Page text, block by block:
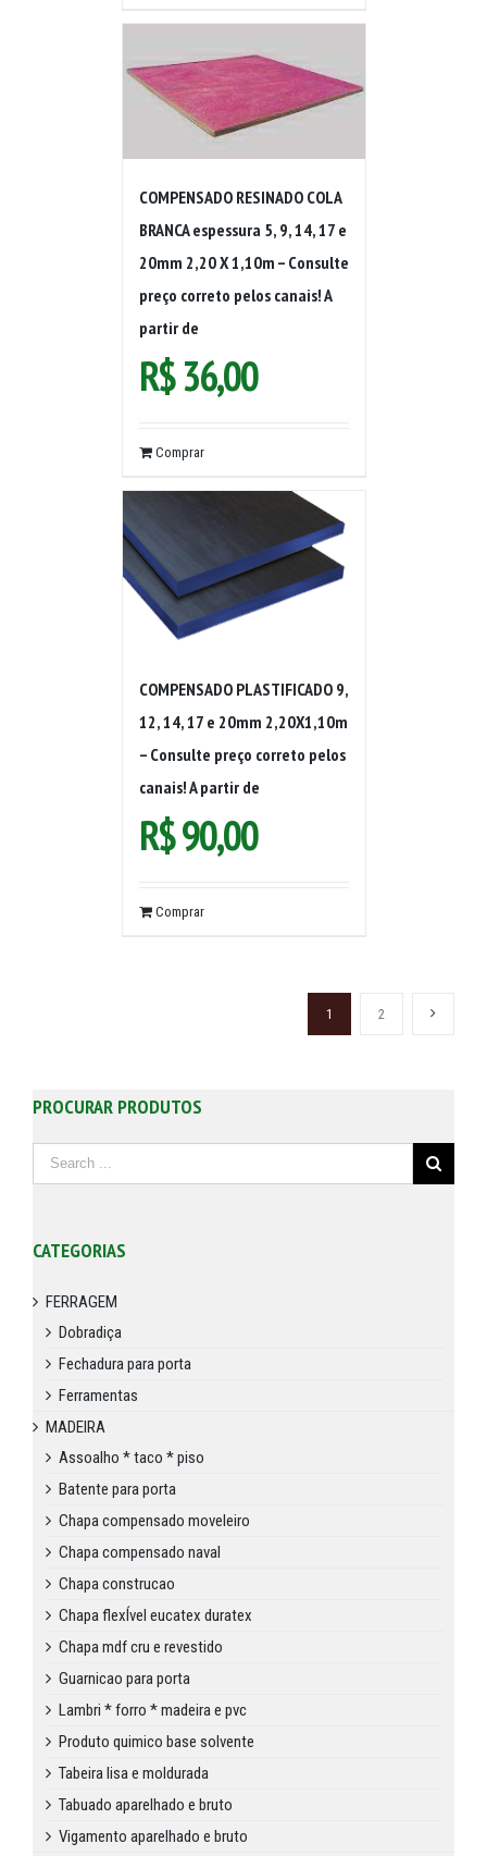
COMPENSADO RESINADO COLA
BRANCA espessura 5, 9, 14, 17 e
20mm 2,20 X 1,10m – Consulte
preço correto pelos canais! A
partir de
R$36,00
Comprar
COMPENSADO PLASTIFICADO 9,
12, 14, 17 e 20mm 2,20X1,10m
– Consulte preço correto pelos
canais! A partir de
R$90,00
Comprar
1 2
PROCURAR PRODUTOS
CATEGORIAS
FERRAGEM
Dobradiça
Fechadura para porta
Ferramentas
MADEIRA
Assoalho * taco * piso
Batente para porta
Chapa compensado moveleiro
Chapa compensado naval
Chapa construcao
Chapa flexÍvel eucatex duratex
Chapa mdf cru e revestido
Guarnicao para porta
Lambri * forro * madeira e pvc
Produto quimico base solvente
Tabeira lisa e moldurada
Tabuado aparelhado e bruto
Vigamento aparelhado e bruto